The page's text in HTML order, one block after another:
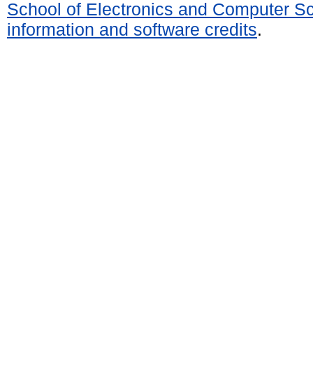
School of Electronics and Computer
information and software credits.